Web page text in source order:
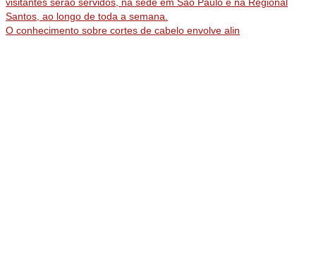
O conhecimento sobre cortes de cabelo envolve alin